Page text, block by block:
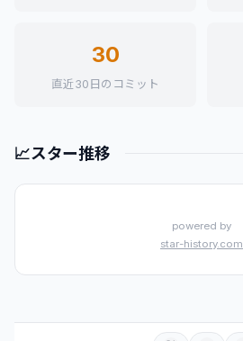
30
直近30日のコミット
📈スター推移
powered by
star-history.com